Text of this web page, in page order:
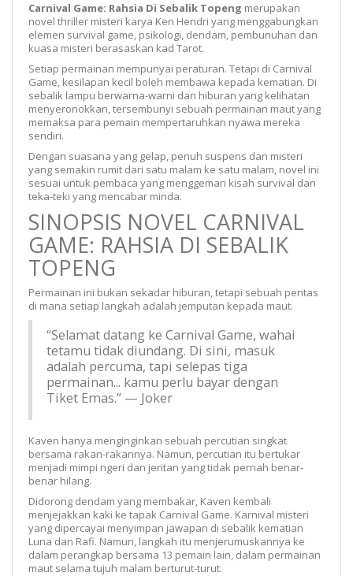
Carnival Game: Rahsia Di Sebalik Topeng merupakan
novel thriller misteri karya Ken Hendri yang menggabungkan
elemen survival game, psikologi, dendam, pembunuhan dan
kuasa misteri berasaskan kad Tarot.
Setiap permainan mempunyai peraturan. Tetapi di Carnival
Game, kesilapan kecil boleh membawa kepada kematian. Di
sebalik lampu berwarna-warni dan hiburan yang kelihatan
menyeronokkan, tersembunyi sebuah permainan maut yang
memaksa para pemain mempertaruhkan nyawa mereka
sendiri.
Dengan suasana yang gelap, penuh suspens dan misteri
yang semakin rumit dari satu malam ke satu malam, novel ini
sesuai untuk pembaca yang menggemari kisah survival dan
teka-teki yang mencabar minda.
SINOPSIS NOVEL CARNIVAL
GAME: RAHSIA DI SEBALIK
TOPENG
Permainan ini bukan sekadar hiburan, tetapi sebuah pentas
di mana setiap langkah adalah jemputan kepada maut.
“Selamat datang ke Carnival Game, wahai
tetamu tidak diundang. Di sini, masuk
adalah percuma, tapi selepas tiga
permainan... kamu perlu bayar dengan
Tiket Emas.” — Joker
Kaven hanya menginginkan sebuah percutian singkat
bersama rakan-rakannya. Namun, percutian itu bertukar
menjadi mimpi ngeri dan jeritan yang tidak pernah benar-
benar hilang.
Didorong dendam yang membakar, Kaven kembali
menjejakkan kaki ke tapak Carnival Game. Karnival misteri
yang dipercayai menyimpan jawapan di sebalik kematian
Luna dan Rafi. Namun, langkah itu menjerumuskannya ke
dalam perangkap bersama 13 pemain lain, dalam permainan
maut selama tujuh malam berturut-turut.